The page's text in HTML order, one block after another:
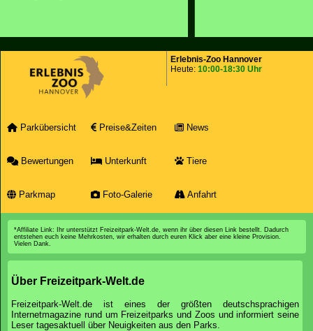
Erlebnis-Zoo Hannover
Heute: 10:00-18:30 Uhr
Parkübersicht Preise&Zeiten News
Bewertungen Unterkunft Tiere
Parkmap Foto-Galerie Anfahrt
*Affiliate Link: Ihr unterstützt Freizeitpark-Welt.de, wenn ihr über diesen Link bestellt. Dadurch
entstehen euch keine Mehrkosten, wir erhalten durch euren Klick aber eine kleine Provision.
Vielen Dank.
Über Freizeitpark-Welt.de
Freizeitpark-Welt.de ist eines der größten deutschsprachigen
Internetmagazine rund um Freizeitparks und Zoos und informiert seine
Leser tagesaktuell über Neuigkeiten aus den Parks.